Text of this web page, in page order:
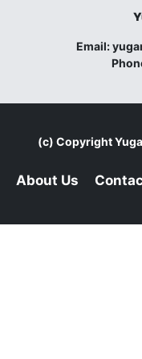
Email:
(c) Copyright
About Us